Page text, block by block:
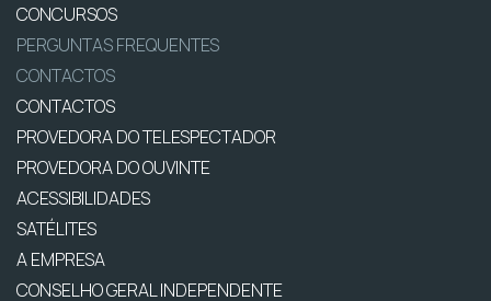
CONCURSOS
PERGUNTAS FREQUENTES
CONTACTOS
CONTACTOS
PROVEDORA DO TELESPECTADOR
PROVEDORA DO OUVINTE
ACESSIBILIDADES
SATÉLITES
A EMPRESA
CONSELHO GERAL INDEPENDENTE